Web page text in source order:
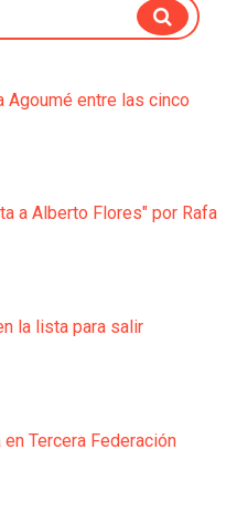
Agoumé entre las cinco
a Alberto Flores" por Rafa
la lista para salir
Tercera Federación